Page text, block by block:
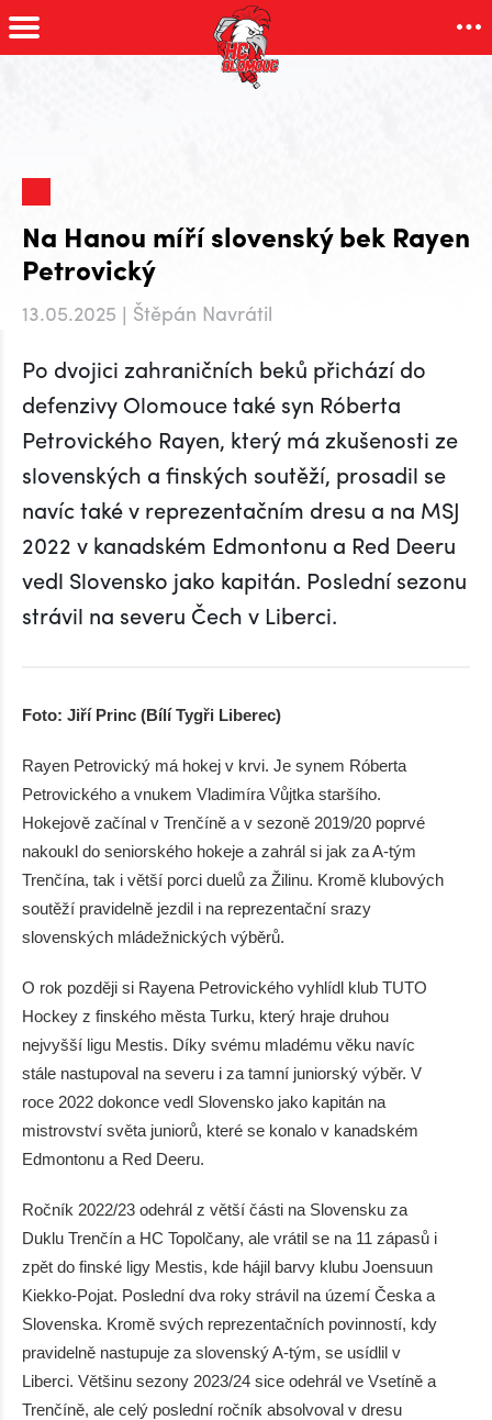
Na Hanou míří slovenský bek Rayen
Petrovický
13.05.2025 | Štěpán Navrátil
Po dvojici zahraničních beků přichází do
defenzivy Olomouce také syn Róberta
Petrovického Rayen, který má zkušenosti ze
slovenských a finských soutěží, prosadil se
navíc také v reprezentačním dresu a na MSJ
2022 v kanadském Edmontonu a Red Deeru
vedl Slovensko jako kapitán. Poslední sezonu
strávil na severu Čech v Liberci.
Foto: Jiří Princ (Bílí Tygři Liberec)
Rayen Petrovický má hokej v krvi. Je synem Róberta
Petrovického a vnukem Vladimíra Vůjtka staršího.
Hokejově začínal v Trenčíně a v sezoně 2019/20 poprvé
nakoukl do seniorského hokeje a zahrál si jak za A-tým
Trenčína, tak i větší porci duelů za Žilinu. Kromě klubových
soutěží pravidelně jezdil i na reprezentační srazy
slovenských mládežnických výběrů.
O rok později si Rayena Petrovického vyhlídl klub TUTO
Hockey z finského města Turku, který hraje druhou
nejvyšší ligu Mestis. Díky svému mladému věku navíc
stále nastupoval na severu i za tamní juniorský výběr. V
roce 2022 dokonce vedl Slovensko jako kapitán na
mistrovství světa juniorů, které se konalo v kanadském
Edmontonu a Red Deeru.
Ročník 2022/23 odehrál z větší části na Slovensku za
Duklu Trenčín a HC Topolčany, ale vrátil se na 11 zápasů i
zpět do finské ligy Mestis, kde hájil barvy klubu Joensuun
Kiekko-Pojat. Poslední dva roky strávil na území Česka a
Slovenska. Kromě svých reprezentačních povinností, kdy
pravidelně nastupuje za slovenský A-tým, se usídlil v
Liberci. Většinu sezony 2023/24 sice odehrál ve Vsetíně a
Trenčíně, ale celý poslední ročník absolvoval v dresu